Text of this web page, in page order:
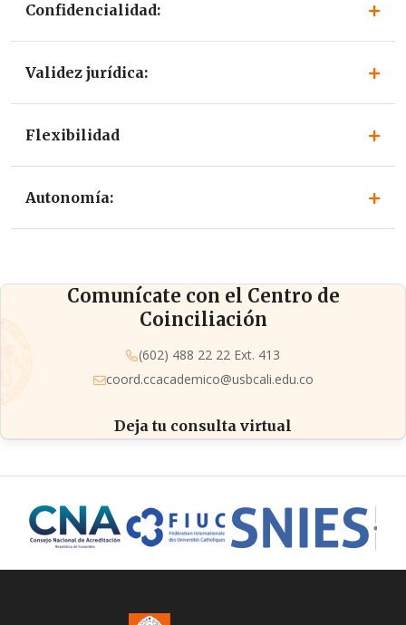
Confidencialidad:
Validez jurídica:
Flexibilidad
Autonomía:
Comunícate con el Centro de
Coinciliación
(602) 488 22 22 Ext. 413
coord.ccacademico@usbcali.edu.co
Deja tu consulta virtual